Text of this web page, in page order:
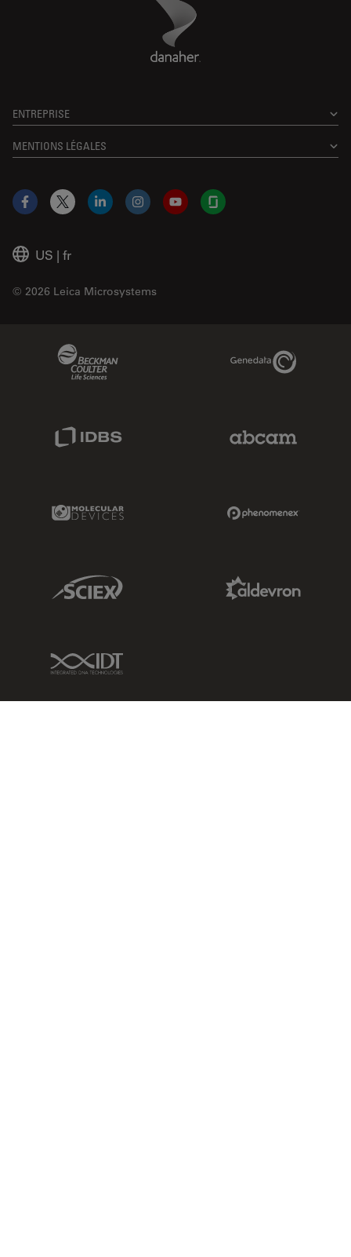
Danaher Logo
ENTREPRISE
MENTIONS LÉGALES
US | fr
© 2026 Leica Microsystems
Facebook
X LinkedInInstagramYouTubeGlassdoor
Genedata Link
IDBS Link
Molecular Devices Link
Sciex Link
IDT Link